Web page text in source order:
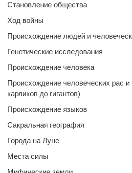
Становление общества
Ход войны
Происхождение людей и
Генетические исследования
Происхождение человека
Происхождение человеческих рас
карликов до гигантов)
Происхождение языков
Сакральная география
Города на Луне
Места силы